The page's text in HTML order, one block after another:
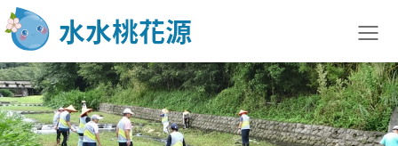
水土防治快訊
最新訊息